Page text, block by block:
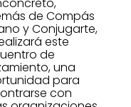
de Compás
y Conjugarte,
este
de
una
para
con